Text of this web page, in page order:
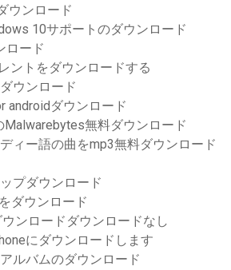
ウンロード
10サポートのダウンロード
ロード
ントをダウンロードする
ウンロード
androidダウンロード
無料ダウンロード
ィー語の曲をmp3無料ダウンロード
プダウンロード
ダウンロード
ンロードダウンロードなし
にダウンロードします
ルバムのダウンロード